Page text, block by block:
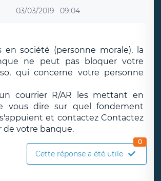
03/03/2019 09:04
en société (personne morale), la
ne peut pas bloquer votre
qui concerne votre personne
courrier R/AR les mettant en
vous dire sur quel fondement
et contactez Contactez
de votre banque.
Cette réponse a été utile
0